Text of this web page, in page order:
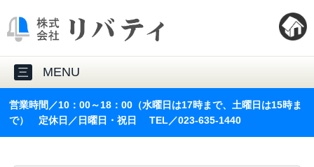
三 MENU
営業時間／10：00～18：00（水曜日は17時まで、土曜日は15時ま
で） 定休日／日曜日・祝日 TEL／023-635-1440